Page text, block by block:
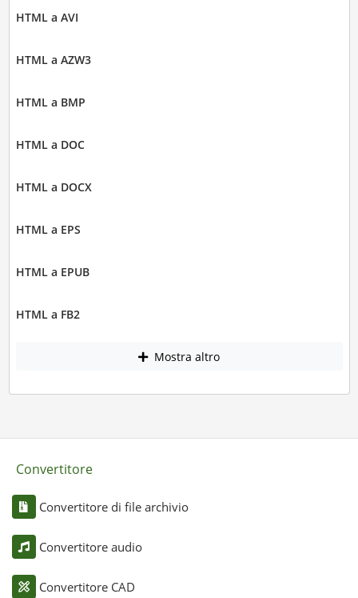
HTML a AVI
HTML a AZW3
HTML a BMP
HTML a DOC
HTML a DOCX
HTML a EPS
HTML a EPUB
HTML a FB2
Mostra altro
Convertitore
Convertitore di file archivio
Convertitore audio
Convertitore CAD